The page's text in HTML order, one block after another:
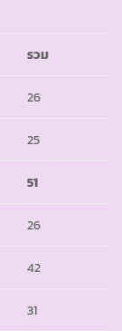
รวม
26
25
51
26
42
31